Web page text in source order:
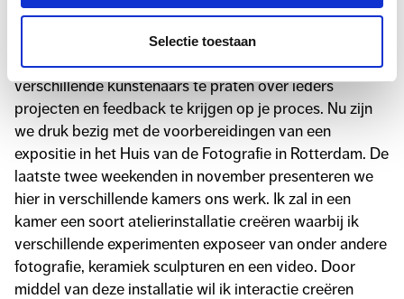
Selectie toestaan
Al anderhalf jaar ben ik lid van een collectief genaamd
Mondays Collective. Het is heel fijn om maandelijks met
verschillende kunstenaars te praten over ieders
projecten en feedback te krijgen op je proces. Nu zijn
we druk bezig met de voorbereidingen van een
expositie in het Huis van de Fotografie in Rotterdam. De
laatste twee weekenden in november presenteren we
hier in verschillende kamers ons werk. Ik zal in een
kamer een soort atelierinstallatie creëren waarbij ik
verschillende experimenten exposeer van onder andere
fotografie, keramiek sculpturen en een video. Door
middel van deze installatie wil ik interactie creëren